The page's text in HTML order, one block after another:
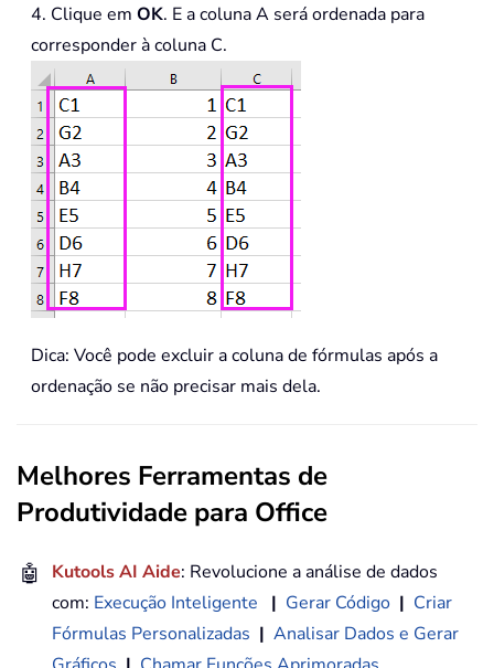
4. Clique em OK. E a coluna A será ordenada para
corresponder à coluna C.
Dica: Você pode excluir a coluna de fórmulas após a
ordenação se não precisar mais dela.
Melhores Ferramentas de
Produtividade para Office
🤖 Kutools AI Aide: Revolucione a análise de dados
com: Execução Inteligente | Gerar Código | Criar
Fórmulas Personalizadas | Analisar Dados e Gerar